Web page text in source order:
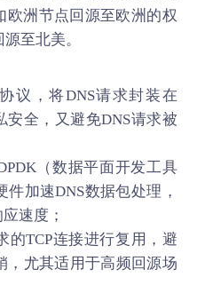
欧洲节点回源至欧洲的权
至北美。
议，将DNS请求封装在
安全，又避免DNS请求被
（数据平面开发工具
加速DNS数据包处理，
速度；
的TCP连接进行复用，避
，尤其适用于高频回源场